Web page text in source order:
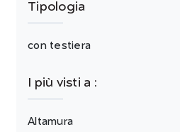
Tipologia
con testiera
I più visti a :
Altamura